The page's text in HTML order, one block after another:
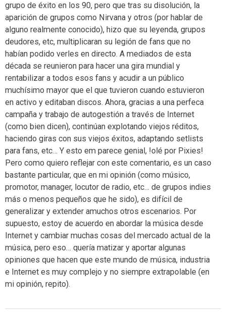
grupo de éxito en los 90, pero que tras su disolución, la
aparición de grupos como Nirvana y otros (por hablar de
alguno realmente conocido), hizo que su leyenda, grupos
deudores, etc, multiplicaran su legión de fans que no
habían podido verles en directo. A mediados de esta
década se reunieron para hacer una gira mundial y
rentabilizar a todos esos fans y acudir a un público
muchísimo mayor que el que tuvieron cuando estuvieron
en activo y editaban discos. Ahora, gracias a una perfeca
campaña y trabajo de autogestión a través de Internet
(como bien dicen), continúan explotando viejos réditos,
haciendo giras con sus viejos éxitos, adaptando setlists
para fans, etc… Y esto em parece genial, !olé por Pixies!
Pero como quiero reflejar con este comentario, es un caso
bastante particular, que en mi opinión (como músico,
promotor, manager, locutor de radio, etc… de grupos indies
más o menos pequeños que he sido), es difícil de
generalizar y extender amuchos otros escenarios. Por
supuesto, estoy de acuerdo en abordar la música desde
Internet y cambiar muchas cosas del mercado actual de la
música, pero eso… quería matizar y aportar algunas
opiniones que hacen que este mundo de música, industria
e Internet es muy complejo y no siempre extrapolable (en
mi opinión, repito).